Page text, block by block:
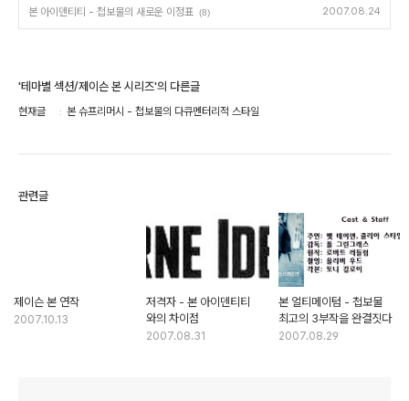
본 아이덴티티 - 첩보물의 새로운 이정표 (8) 2007.08.24
'테마별 섹션/제이슨 본 시리즈'의 다른글
현재글 본 슈프리머시 - 첩보물의 다큐멘터리적 스타일
관련글
제이슨 본 연작
2007.10.13
저격자 - 본 아이덴티티
와의 차이점
2007.08.31
본 얼티메이텀 - 첩보물
최고의 3부작을 완결짓다
2007.08.29